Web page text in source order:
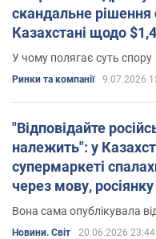
скандальне рішення
Казахстані щодо
У чому полягає суть спору
Ринки та компанії 9.07.2026
"Відповідайте
належить": у
супермаркеті
через мову,
Подробиці
Вона сама опублікувала
Новини. Світ 20.06.2026 23:44